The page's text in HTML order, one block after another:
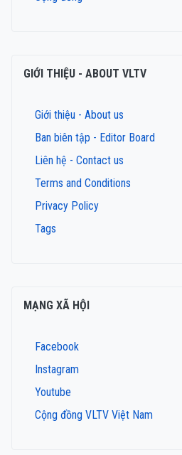
GIỚI THIỆU - ABOUT VLTV
Giới thiệu - About us
Ban biên tập - Editor Board
Liên hệ - Contact us
Terms and Conditions
Privacy Policy
Tags
MẠNG XÃ HỘI
Facebook
Instagram
Youtube
Cộng đồng VLTV Việt Nam